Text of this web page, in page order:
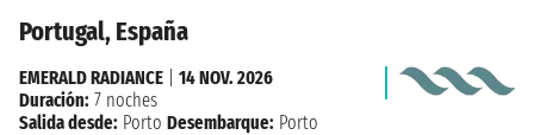
Portugal, España
EMERALD RADIANCE
14 NOV. 2026
Duración: 7 noches
Salida desde: Porto Desembarque: Porto